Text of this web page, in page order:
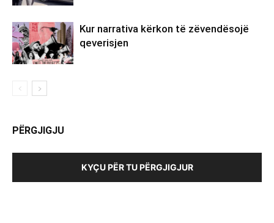
Kur narrativa kërkon të zëvendësojë
qeverisjen
PËRGJIGJU
KYÇU PËR TU PËRGJIGJUR